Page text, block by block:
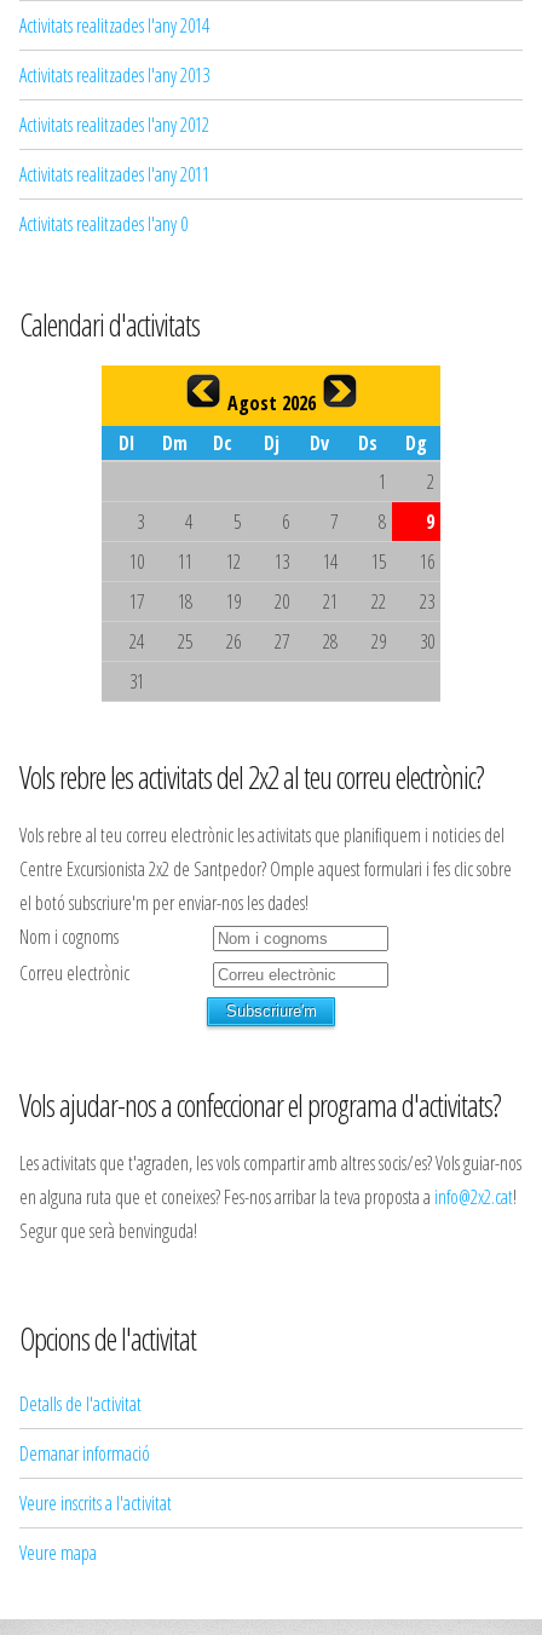
Activitats realitzades l'any 2014
Activitats realitzades l'any 2013
Activitats realitzades l'any 2012
Activitats realitzades l'any 2011
Activitats realitzades l'any 0
Calendari d'activitats
Agost 2026
Dl
Dm Dc Dj Dv Ds
Dg
1
2
3
4 5 6 7 8
9
10
11 12 13 14 15
16
17
18 19 20 21 22
23
24
25 26 27 28 29
30
31
Vols rebre les activitats del 2x2 al teu correu electrònic?
Vols rebre al teu correu electrònic les activitats que planifiquem i noticies del
Centre Excursionista 2x2 de Santpedor? Omple aquest formulari i fes clic sobre
el botó subscriure'm per enviar-nos les dades!
Nom i cognoms
Correu electrònic
Vols ajudar-nos a confeccionar el programa d'activitats?
Les activitats que t'agraden, les vols compartir amb altres socis/es? Vols guiar-nos
en alguna ruta que et coneixes? Fes-nos arribar la teva proposta a info@2x2.cat!
Segur que serà benvinguda!
Opcions de l'activitat
Detalls de l'activitat
Demanar informació
Veure inscrits a l'activitat
Veure mapa